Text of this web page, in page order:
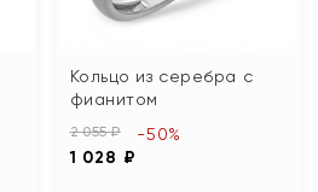
Кольцо из серебра с
фианитом
2 055 ₽
1 028 ₽
-50%